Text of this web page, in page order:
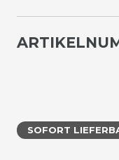
SOFORT